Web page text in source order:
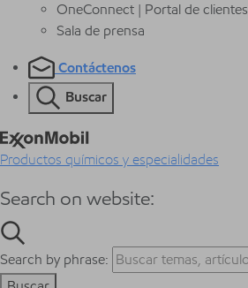
OneConnect | Portal de clientes
Sala de prensa
Contáctenos
Buscar
Productos químicos y especialidades
Search on website:
Search by phrase: